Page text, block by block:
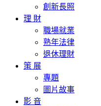
創新長照
理 財
職場就業
熟年法律
退休理財
策 展
專題
圖片故事
影 音